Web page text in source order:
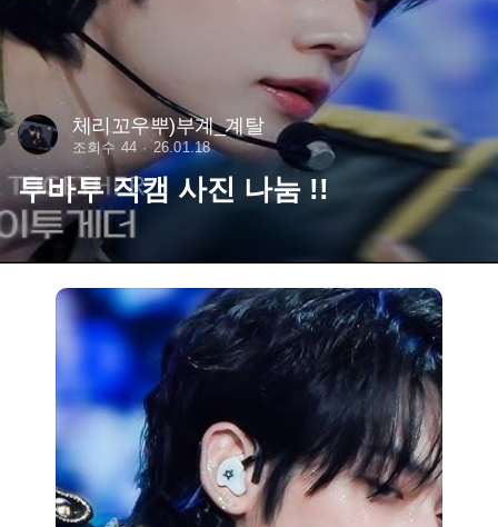
체리꼬우뿌)부계_계탈
조회수 44 26.01.18
투바투 직캠 사진 나눔 !!